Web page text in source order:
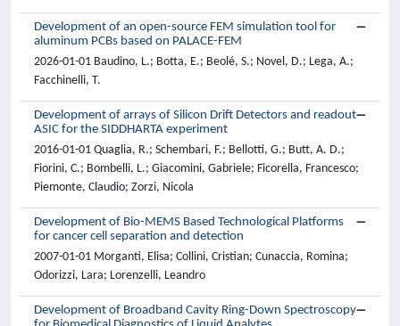
Development of an open-source FEM simulation tool for
aluminum PCBs based on PALACE-FEM
2026-01-01 Baudino, L.; Botta, E.; Beolé, S.; Novel, D.; Lega, A.;
Facchinelli, T.
Development of arrays of Silicon Drift Detectors and readout
ASIC for the SIDDHARTA experiment
2016-01-01 Quaglia, R.; Schembari, F.; Bellotti, G.; Butt, A. D.;
Fiorini, C.; Bombelli, L.; Giacomini, Gabriele; Ficorella, Francesco;
Piemonte, Claudio; Zorzi, Nicola
Development of Bio-MEMS Based Technological Platforms
for cancer cell separation and detection
2007-01-01 Morganti, Elisa; Collini, Cristian; Cunaccia, Romina;
Odorizzi, Lara; Lorenzelli, Leandro
Development of Broadband Cavity Ring-Down Spectroscopy